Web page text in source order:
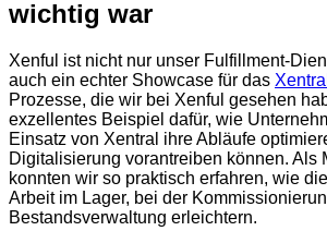
wichtig war
Xenful ist nicht nur unser Fulfillment-
auch ein echter Showcase für das
Prozesse, die wir bei Xenful gesehen
exzellentes Beispiel dafür, wie
Einsatz von Xentral ihre Abläufe
Digitalisierung vorantreiben können. Als
konnten wir so praktisch erfahren, wie
Arbeit im Lager, bei der
Bestandsverwaltung erleichtern.